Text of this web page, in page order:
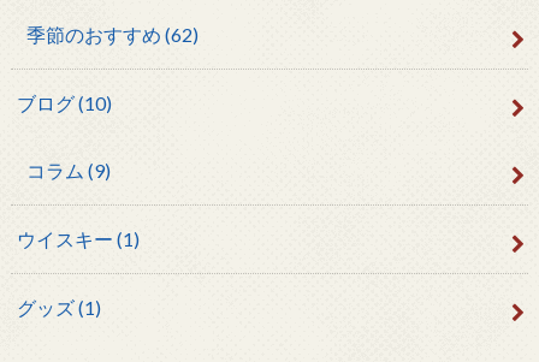
季節のおすすめ (62)
ブログ(10)
コラム (9)
ウイスキー (1)
グッズ(1)